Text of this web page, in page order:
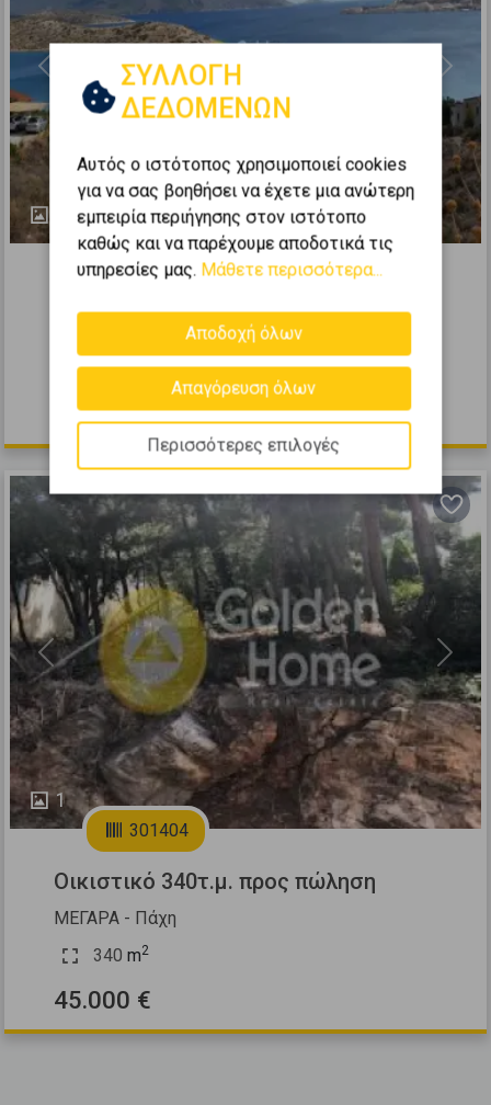
11
Previous Next
317222
2000m2
100.000 €
1
Previous Next
301404
Οικιστικό 340τ.μ. προς πώληση
ΜΕΓΑΡΑ - Πάχη
340 m2
45.000 €
ΣΥΛΛΟΓΗ
ΔΕΔΟΜΕΝΩΝ
Αυτός ο ιστότοπος χρησιμοποιεί cookies
για να σας βοηθήσει να έχετε μια ανώτερη
εμπειρία περιήγησης στον ιστότοπο
καθώς και να παρέχουμε αποδοτικά τις
υπηρεσίες μας. Μάθετε περισσότερα...
Αποδοχή όλων
Απαγόρευση όλων
Περισσότερες επιλογές